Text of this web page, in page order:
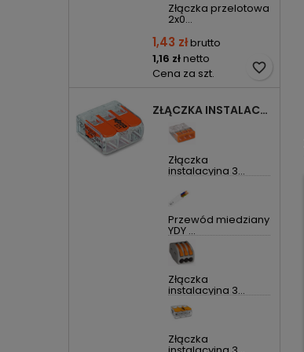
Złączka przelotowa
2x0...
1,43 złbrutto
1,16 złnetto
Cena za szt.
favorite_border
ZŁĄCZKA INSTALACYJNA 3X UNIWERSALNA COMPACT 221-413 WAGO
Złączka
instalacyjna 3...
Przewód miedziany
YDY ...
Złączka
instalacyjna 3...
Złączka